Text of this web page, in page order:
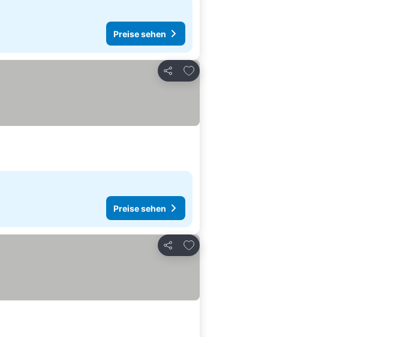
Preise sehen
Teilen
Zu Favoriten hinzufügen
Preise sehen
Teilen
Zu Favoriten hinzufügen